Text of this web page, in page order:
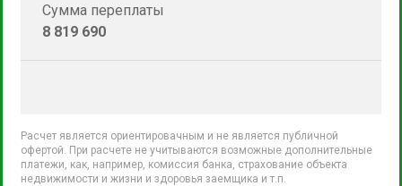
Сумма переплаты
8 819 690
Расчет является ориентировачным и не является публичной
офертой. При расчете не учитываются возможные дополнительные
платежи, как, например, комиссия банка, страхование объекта
недвижимости и жизни и здоровья заемщика и т.п.